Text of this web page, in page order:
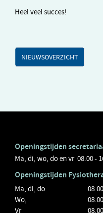
Heel veel succes!
NIEUWSOVERZICHT
Openingstijden
Ma, di, wo, do en vr 08.00 -
Openingstijden
Ma, di, do
Wo,
Vr